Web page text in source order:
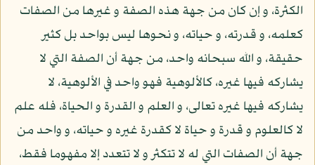
الكثرة، و إن كان من جهة هذه الصفة و غيرها من الصفات
كعلمه، و قدرته، و حياته، و نحوها ليس بواحد بل كثير
حقيقة، و الله سبحانه واحد، من جهة أن الصفة التي لا
يشاركه فيها غيره، كالألوهية فهو واحد في الألوهية، لا
يشاركه فيها غيره تعالى، و العلم و القدرة و الحياة، فله علم
لا كالعلوم و قدرة و حياة لا كقدرة غيره و حياته، و واحد من
جهة أن الصفات التي له لا تتكثر و لا تتعدد إلا مفهوما فقط،